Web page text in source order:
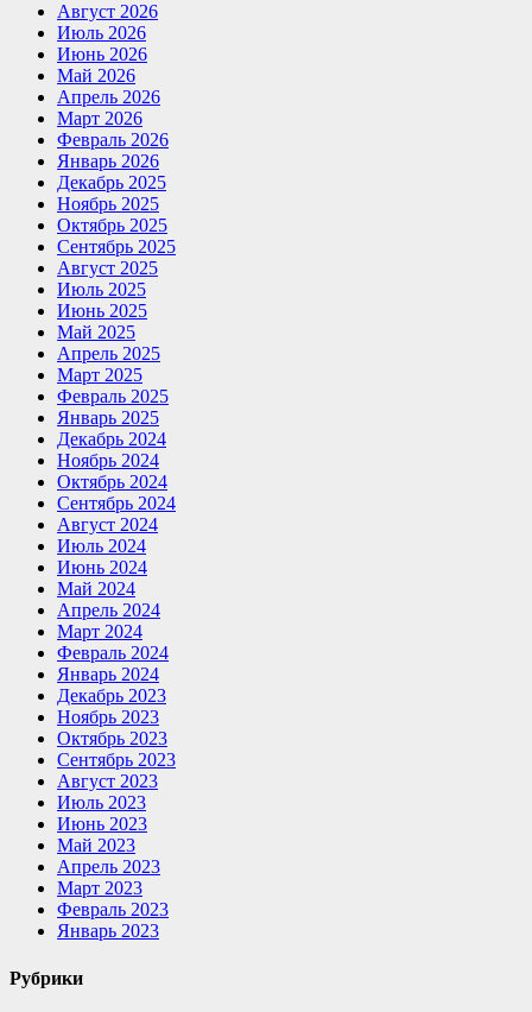
Август 2026
Июль 2026
Июнь 2026
Май 2026
Апрель 2026
Март 2026
Февраль 2026
Январь 2026
Декабрь 2025
Ноябрь 2025
Октябрь 2025
Сентябрь 2025
Август 2025
Июль 2025
Июнь 2025
Май 2025
Апрель 2025
Март 2025
Февраль 2025
Январь 2025
Декабрь 2024
Ноябрь 2024
Октябрь 2024
Сентябрь 2024
Август 2024
Июль 2024
Июнь 2024
Май 2024
Апрель 2024
Март 2024
Февраль 2024
Январь 2024
Декабрь 2023
Ноябрь 2023
Октябрь 2023
Сентябрь 2023
Август 2023
Июль 2023
Июнь 2023
Май 2023
Апрель 2023
Март 2023
Февраль 2023
Январь 2023
Рубрики